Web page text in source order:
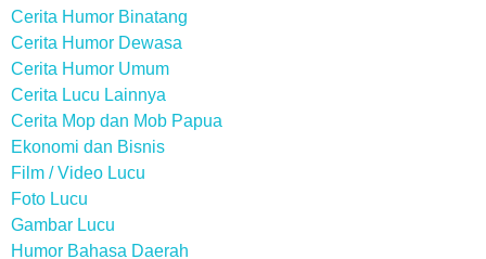
Cerita Humor Binatang
Cerita Humor Dewasa
Cerita Humor Umum
Cerita Lucu Lainnya
Cerita Mop dan Mob Papua
Ekonomi dan Bisnis
Film / Video Lucu
Foto Lucu
Gambar Lucu
Humor Bahasa Daerah